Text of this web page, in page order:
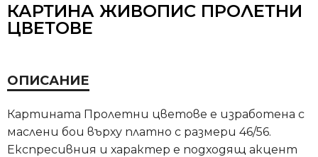
КАРТИНА ЖИВОПИС ПРОЛЕТНИ
ЦВЕТОВЕ
ОПИСАНИЕ
Картината Пролетни цветове е изработена с
маслени бои върху платно с размери 46/56.
Експресивния и характер е подходящ акцент